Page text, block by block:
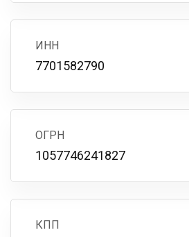
ИНН
7701582790
ОГРН
1057746241827
КПП